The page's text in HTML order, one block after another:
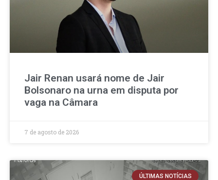
Jair Renan usará nome de Jair
Bolsonaro na urna em disputa por
vaga na Câmara
7 de agosto de 2026
ÚLTIMAS NOTÍCIAS